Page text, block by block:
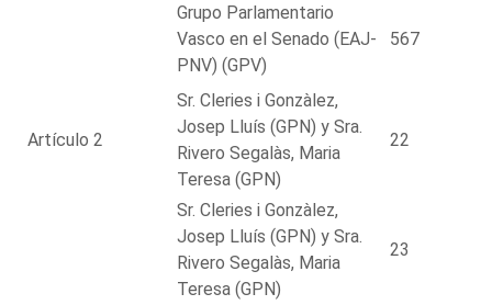
Grupo Parlamentario
Vasco en el Senado (EAJ-
PNV) (GPV)
567
Artículo 2
Sr. Cleries i Gonzàlez,
Josep Lluís (GPN) y Sra.
Rivero Segalàs, Maria
Teresa (GPN)
22
Sr. Cleries i Gonzàlez,
Josep Lluís (GPN) y Sra.
Rivero Segalàs, Maria
Teresa (GPN)
23